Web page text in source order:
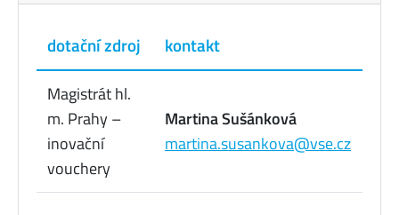
dotační zdroj kontakt
Magistrát hl.
m. Prahy –
inovační
vouchery
Martina Sušánková
martina.susankova@vse.cz